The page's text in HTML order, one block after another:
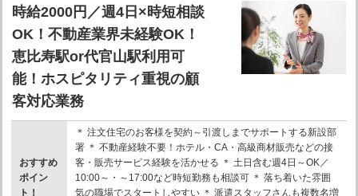
時給2000円／週4日×時短相談
OK！不動産業界未経験OK！
恵比寿駅or代官山駅利用可
能！ホスピタリティ重視の顧
客対応業務
おすすめ
ポイン
ト！
＊ 注文住宅のお客様を契約～引渡しまでサポートする新設部
署 ＊ 不動産経験不要！ホテル・CA・高級商材販売などの接
客・販売サービス経験を活かせる ＊ 土日含む週4日～OK／
10:00～・～17:00など時短勤務も相談可 ＊ 落ち着いた雰囲
気の職場でスタートしやすい ＊ 派遣スタッフさんも複数名増